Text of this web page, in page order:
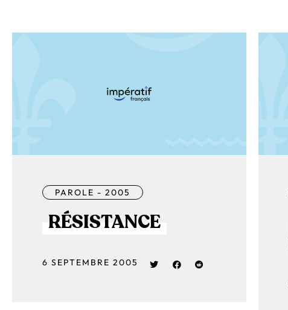
PAROLE - 2005
RÉSISTANCE
6 SEPTEMBRE 2005